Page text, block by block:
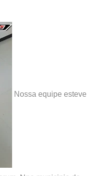
Nossa equipe esteve